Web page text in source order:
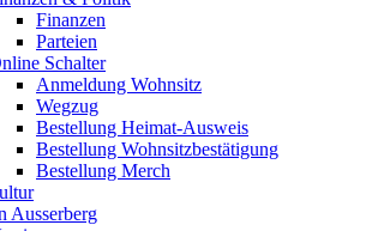
Finanzen
Parteien
Schalter
Anmeldung Wohnsitz
Wegzug
Bestellung Heimat-Ausweis
Bestellung Wohnsitzbestätigung
Bestellung Merch
Ausserberg